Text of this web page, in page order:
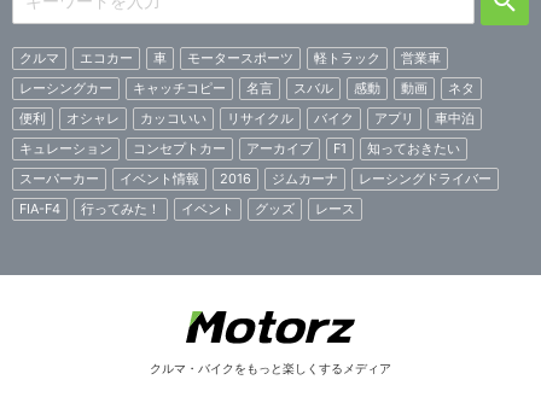
クルマ エコカー 車 モータースポーツ 軽トラック
営業車
レーシングカー
キャッチコピー 名言 スバル 感動 動画
ネタ
便利
オシャレ カッコいい リサイクル バイク アプリ
車中泊
キュレーション
コンセプトカー アーカイブ F1
知っておきたい
スーパーカー
イベント情報 2016 ジムカーナ
レーシングドライバー
FIA-F4
行ってみた！ イベント グッズ レース
クルマ・バイクをもっと楽しくするメディア